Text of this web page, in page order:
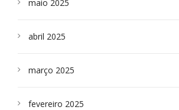
maio 2025
abril 2025
março 2025
fevereiro 2025